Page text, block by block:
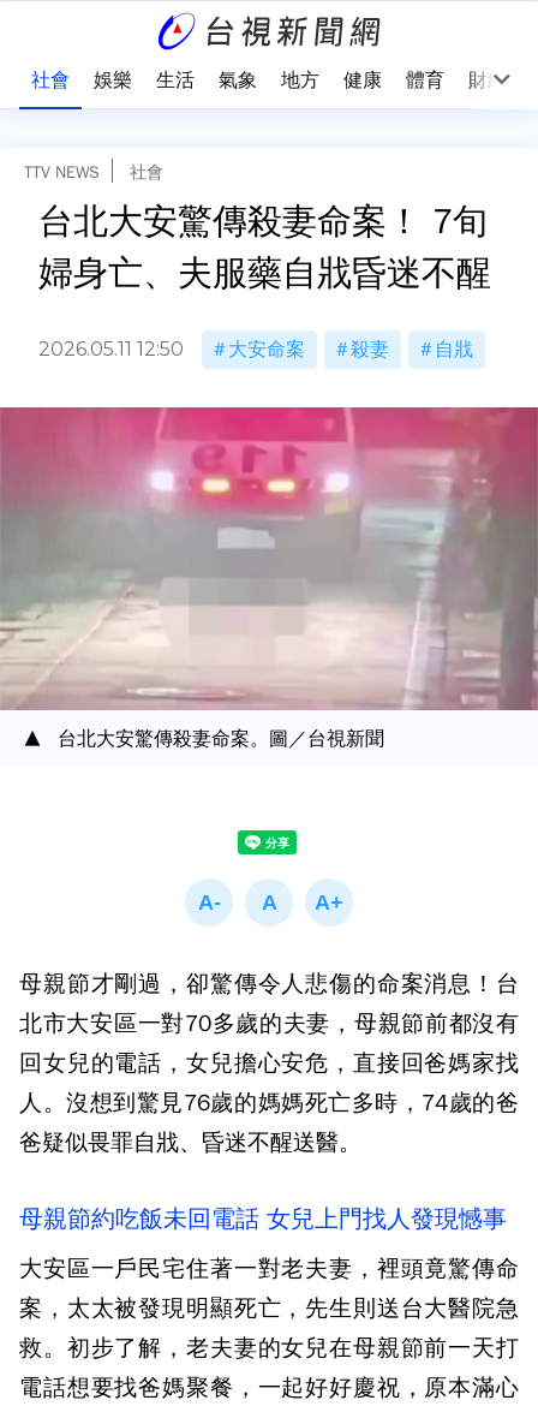
社會 娛樂 生活 氣象 地方 健康 體育 財經
TTV NEWS 社會
台北大安驚傳殺妻命案！ 7旬
婦身亡、夫服藥自戕昏迷不醒
2026.05.11 12:50 大安命案 殺妻 自戕
台北大安驚傳殺妻命案。圖／台視新聞
母親節才剛過，卻驚傳令人悲傷的命案消息！台
北市大安區一對70多歲的夫妻，母親節前都沒有
回女兒的電話，女兒擔心安危，直接回爸媽家找
人。沒想到驚見76歲的媽媽死亡多時，74歲的爸
爸疑似畏罪自戕、昏迷不醒送醫。
母親節約吃飯未回電話 女兒上門找人發現憾事
大安區一戶民宅住著一對老夫妻，裡頭竟驚傳命
案，太太被發現明顯死亡，先生則送台大醫院急
救。初步了解，老夫妻的女兒在母親節前一天打
電話想要找爸媽聚餐，一起好好慶祝，原本滿心